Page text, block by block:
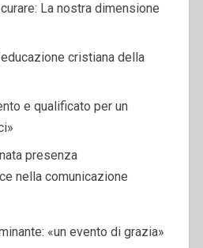
La nostra dimensione
cristiana della
e qualificato per un
presenza
nella comunicazione
«un evento di grazia»